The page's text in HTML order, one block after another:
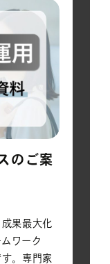
のご案
果最大化
ワーク
。専門家